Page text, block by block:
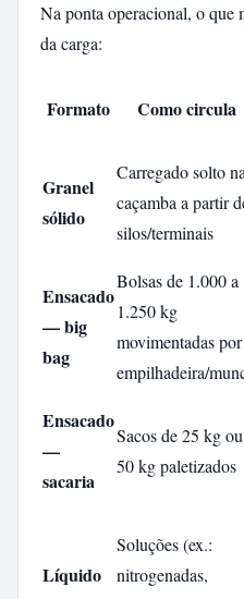
Na ponta operacional, o que
da carga:
Formato Como circula
Granel
sólido
Carregado solto
caçamba a partir
silos/terminais
Ensacado
— big
bag
Bolsas de 1.000 a
1.250 kg
movimentadas por
empilhadeira/
Ensacado
—
sacaria
Sacos de 25 kg ou
50 kg paletizados
Líquido
Soluções (ex.:
nitrogenadas,